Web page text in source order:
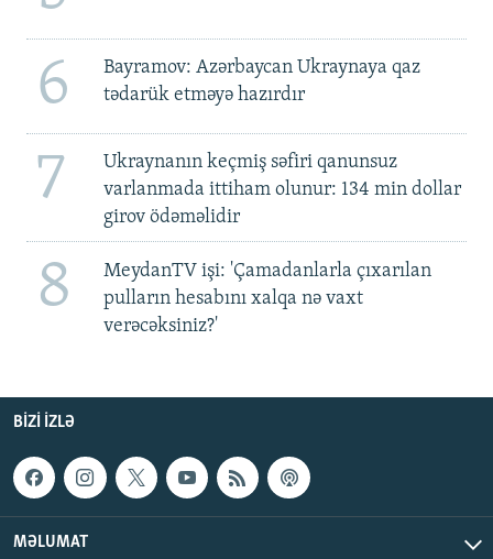
6
Bayramov: Azərbaycan Ukraynaya qaz
tədarük etməyə hazırdır
7
Ukraynanın keçmiş səfiri qanunsuz
varlanmada ittiham olunur: 134 min dollar
girov ödəməlidir
8
MeydanTV işi: 'Çamadanlarla çıxarılan
pulların hesabını xalqa nə vaxt
verəcəksiniz?'
BIZI IZLƏ
MƏLUMAT